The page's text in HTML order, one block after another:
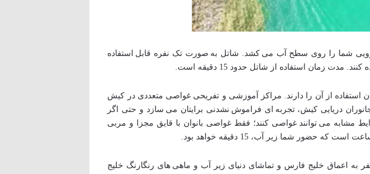
شما را روی سطح آب می کشد. شاتل به صورت تک نفره قابل استفاده
از آن را دارند. مراکز آموزشی و تفریحی غواصی متعددی در کیش
دریایی کیش، تجربه ای فراموش نشدنی برایتان می سازد و حتی اگر
مشابه می توانند غواصی کنند؛ فقط غواصی بانوان با قایق مجزا و مربی
به اعماق خلیج فارس و تماشای دنیای زیر آب و ماهی های رنگارنگ خلیج